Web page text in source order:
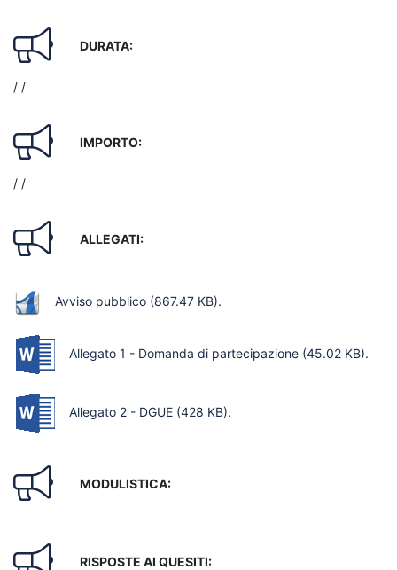
DURATA:
/ /
IMPORTO:
/ /
ALLEGATI:
Avviso pubblico (867.47 KB).
Allegato 1 - Domanda di partecipazione (45.02 KB).
Allegato 2 - DGUE (428 KB).
MODULISTICA:
RISPOSTE AI QUESITI: